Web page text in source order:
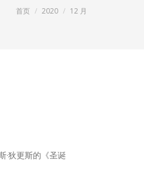
您在这里：
首页 2020 12 月
·狄更斯的《圣诞